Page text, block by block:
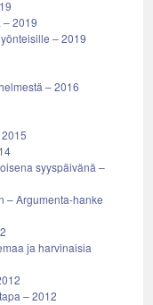
– 2019
– 2019
– 2016
syyspäivänä –
– Argumenta-hanke
ja harvinaisia
– 2012